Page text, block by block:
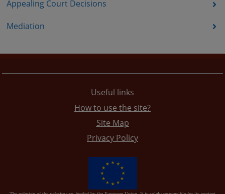
Appealing Court Decisions
Mediation
Useful links
How to use the site?
Site Map
Privacy Policy